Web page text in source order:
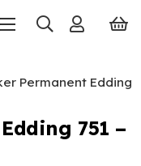
Permanent Edding
751 –